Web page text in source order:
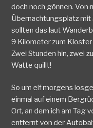
doch noch gönnen. Von
Übernachtungsplatz mit
sollten das laut
9 Kilometer zum
Zwei Stunden hin, zwei
Watte quillt!
So um elf morgens
einmal auf einem
Ort, an dem ich am Tag
entfernt von der